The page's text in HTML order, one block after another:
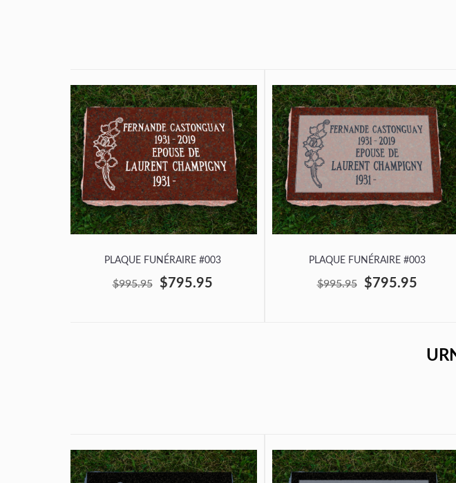
PLAQUE FUNÉRAIRE #003
$995.95 $795.95
PLAQUE FUNÉRAIRE #003
$995.95 $795.95